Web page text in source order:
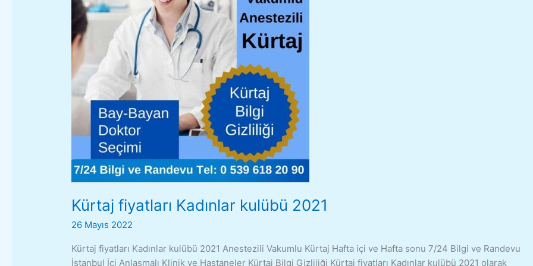
Kürtaj fiyatları Kadınlar kulübü 2021
26 Mayıs 2022
Kürtaj fiyatları Kadınlar kulübü 2021 Anestezili Vakumlu Kürtaj Hafta içi ve Hafta sonu 7/24 Bilgi ve Randevu
İstanbul İçi Anlaşmalı Klinik ve Hastaneler Kürtaj Bilgi Gizliliği Kürtaj fiyatları Kadınlar kulübü 2021 olarak
2021